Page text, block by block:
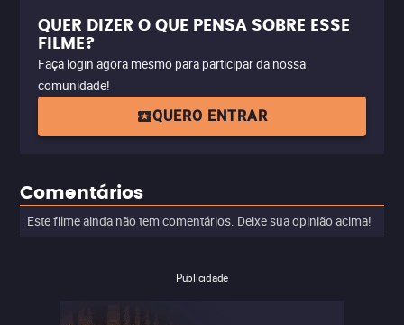
QUER DIZER O QUE PENSA SOBRE ESSE
FILME?
Faça login agora mesmo para participar da nossa
comunidade!
QUERO ENTRAR
Comentários
Este filme ainda não tem comentários. Deixe sua opinião acima!
Publicidade